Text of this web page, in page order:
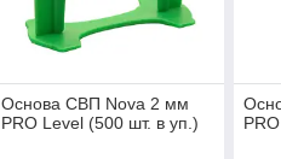
Основа СВП Nova 2 мм
PRO Level (500 шт. в уп.)